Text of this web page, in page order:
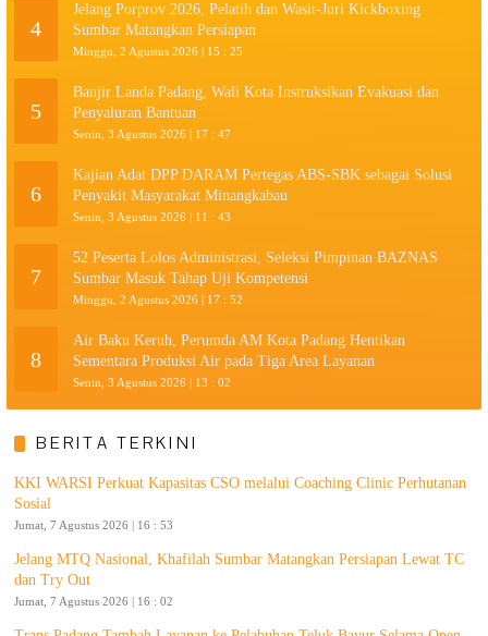
4
Jelang Porprov 2026, Pelatih dan Wasit-Juri Kickboxing
Sumbar Matangkan Persiapan
Minggu, 2 Agustus 2026 | 15 : 25
5
Banjir Landa Padang, Wali Kota Instruksikan Evakuasi dan
Penyaluran Bantuan
Senin, 3 Agustus 2026 | 17 : 47
6
Kajian Adat DPP DARAM Pertegas ABS-SBK sebagai Solusi
Penyakit Masyarakat Minangkabau
Senin, 3 Agustus 2026 | 11 : 43
7
52 Peserta Lolos Administrasi, Seleksi Pimpinan BAZNAS
Sumbar Masuk Tahap Uji Kompetensi
Minggu, 2 Agustus 2026 | 17 : 52
8
Air Baku Keruh, Perumda AM Kota Padang Hentikan
Sementara Produksi Air pada Tiga Area Layanan
Senin, 3 Agustus 2026 | 13 : 02
BERITA TERKINI
KKI WARSI Perkuat Kapasitas CSO melalui Coaching Clinic Perhutanan
Sosial
Jumat, 7 Agustus 2026 | 16 : 53
Jelang MTQ Nasional, Khafilah Sumbar Matangkan Persiapan Lewat TC
dan Try Out
Jumat, 7 Agustus 2026 | 16 : 02